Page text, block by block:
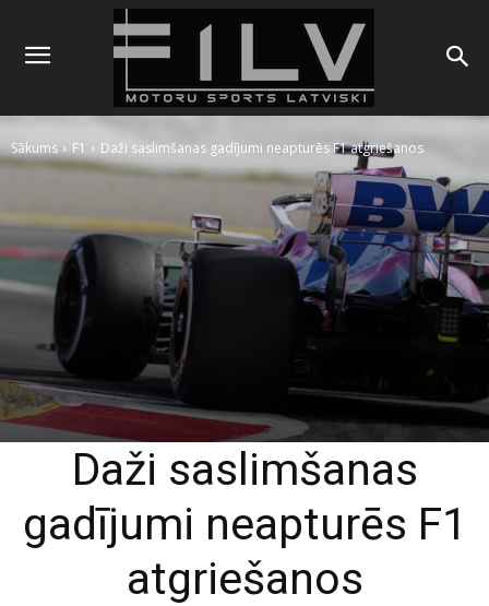
Sākums F1 Daži saslimšanas gadījumi neapturēs F1 atgriešanos
Daži saslimšanas
gadījumi neapturēs F1
atgriešanos